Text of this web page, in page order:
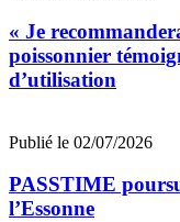
« Je
poissonnier
d’utilisation
Publié le 02/07/2026
PASSTIME
l’Essonne